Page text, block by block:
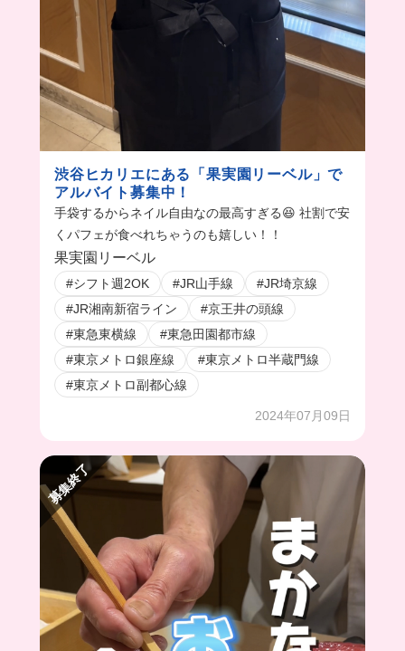
渋谷ヒカリエにある「果実園リーベル」で
アルバイト募集中！
手袋するからネイル自由なの最高すぎる😆 社割で安
くパフェが食べれちゃうのも嬉しい！！
果実園リーベル
#シフト週2OK #JR山手線
#JR埼京線
#JR湘南新宿ライン
#京王井の頭線
#東急東横線
#東急田園都市線
#東京メトロ銀座線
#東京メトロ半蔵門線
#東京メトロ副都心線
2024年07月09日
募集終了